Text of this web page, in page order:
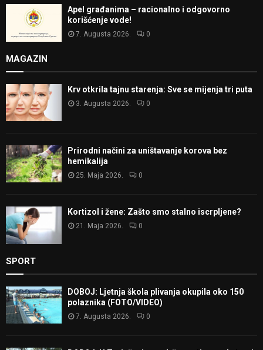
Apel građanima – racionalno i odgovorno
korišćenje vode!
7. Augusta 2026. 0
MAGAZIN
Krv otkrila tajnu starenja: Sve se mijenja tri puta
3. Augusta 2026. 0
Prirodni načini za uništavanje korova bez
hemikalija
25. Maja 2026. 0
Kortizol i žene: Zašto smo stalno iscrpljene?
21. Maja 2026. 0
SPORT
DOBOJ: Ljetnja škola plivanja okupila oko 150
polaznika (FOTO/VIDEO)
7. Augusta 2026. 0